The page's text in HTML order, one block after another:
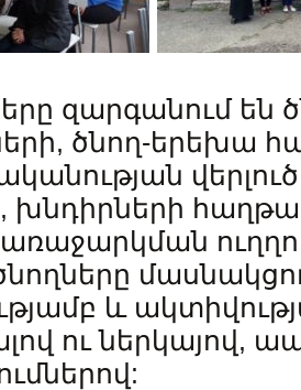
զարգանում են
ծնող-երեխա
խնդիրների
առաջարկման
և
ու ներկայով,